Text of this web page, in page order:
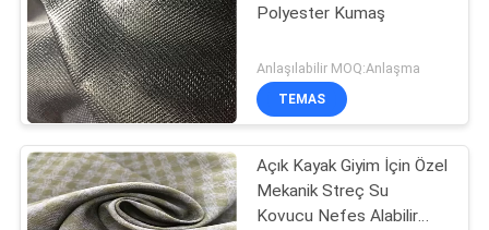
SITE
HARITASI
PRIVACY
POLICY
Polyester Kumaş
Anlaşılabilir MOQ:Anlaşma
TEMAS
Açık Kayak Giyim İçin Özel
Mekanik Streç Su
Kovucu Nefes Alabilir